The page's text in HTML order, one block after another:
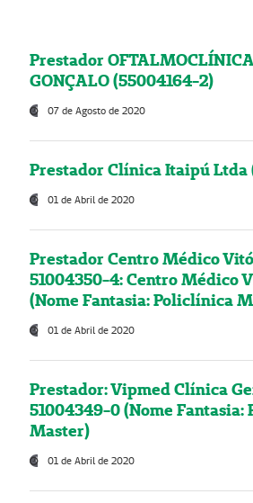
Prestador
GONÇALO (55004164-2)
07 de Agosto de 2020
Prestador Clínica Itaipú Ltda
01 de Abril de 2020
Prestador Centro Médico
51004350-4: Centro Médico
(Nome Fantasia: Policlínica
01 de Abril de 2020
Prestador: Vipmed Clínica
51004349-0 (Nome
Master)
01 de Abril de 2020